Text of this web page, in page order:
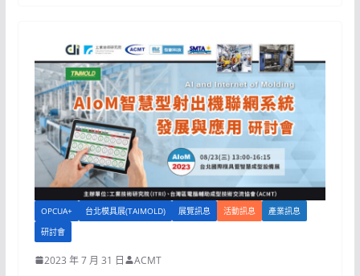
OPCUA+ 台北模具展(TAIMOLD) 展覽訊息 活動訊息
產業訊息
研討會
2023 年 7 月 31 日 ACMT